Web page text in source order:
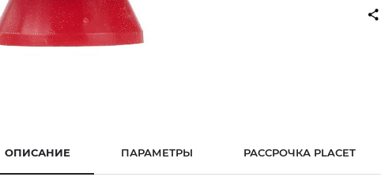
ОПИСАНИЕ ПАРАМЕТРЫ РАССРОЧКА PLACET